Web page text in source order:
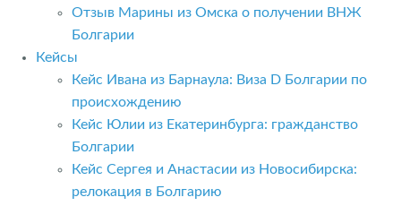
Отзыв Марины из Омска о получении ВНЖ
Болгарии
Кейсы
Кейс Ивана из Барнаула: Виза D Болгарии по
происхождению
Кейс Юлии из Екатеринбурга: гражданство
Болгарии
Кейс Сергея и Анастасии из Новосибирска:
релокация в Болгарию